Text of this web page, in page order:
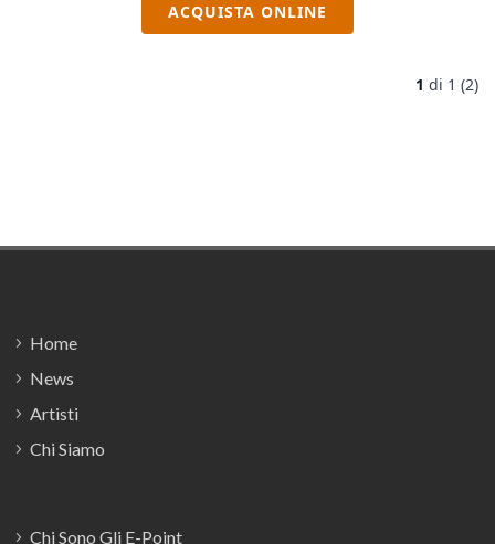
ACQUISTA ONLINE
1 di 1 (2)
Home
News
Artisti
Chi Siamo
Chi Sono Gli E-Point